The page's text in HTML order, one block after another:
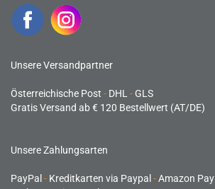
Unsere Versandpartner
Österreichische Post - DHL -GLS
Gratis Versand ab € 120 Bestellwert (AT/DE)
Unsere Zahlungsarten
PayPal - Kreditkarten via Paypal -Amazon Pay